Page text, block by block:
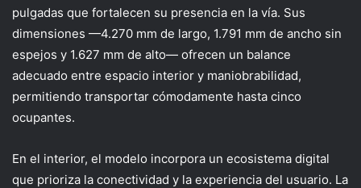
pulgadas que fortalecen su presencia en la vía. Sus
dimensiones —4.270 mm de largo, 1.791 mm de ancho sin
espejos y 1.627 mm de alto— ofrecen un balance
adecuado entre espacio interior y maniobrabilidad,
permitiendo transportar cómodamente hasta cinco
ocupantes.
En el interior, el modelo incorpora un ecosistema digital
que prioriza la conectividad y la experiencia del usuario. La